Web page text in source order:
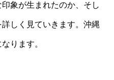
象が生まれたのか、そし
しく見ていきます。沖縄
ります。